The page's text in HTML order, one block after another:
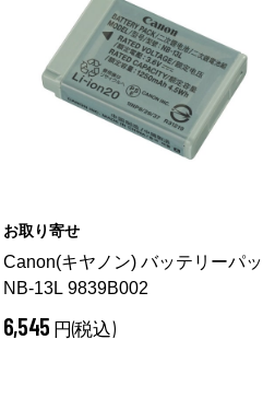
お取り寄せ
Canon(キヤノン) バッテリーパ
NB-13L 9839B002
6,545 円(税込)